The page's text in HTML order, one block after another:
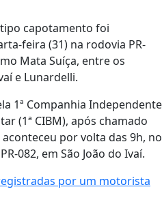
capotamento foi
feira (31) na rodovia PR-
Mata Suíça, entre os
e Lunardelli.
1ª Companhia Independente
(1ª CIBM), após chamado
por volta das 9h, no
082, em São João do Ivaí.
por um motorista